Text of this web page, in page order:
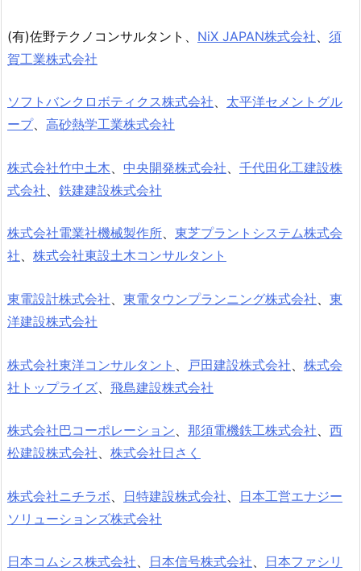
(有)佐野テクノコンサルタント、 NiX JAPAN株式会社
須
賀工業株式会社
ソフトバンクロボティクス株式会社、 太平洋セメントグル
ープ、 高砂熱学工業株式会社
株式会社竹中土木 中央開発株式会社
千代田化工建設株
式会社
鉄建建設株式会社
株式会社電業社機械製作所、 東芝プラントシステム株式会
社、 株式会社東設土木コンサルタント
東電設計株式会社、 東電タウンプランニング株式会社、 東
洋建設株式会社
株式会社東洋コンサルタント 戸田建設株式会社
株式会
社トップライズ
飛島建設株式会社
株式会社巴コーポレーション、 那須電機鉄工株式会社、 西
松建設株式会社、 株式会社日さく
株式会社ニチラボ 日特建設株式会社
日本工営エナジー
ソリューションズ株式会社
日本コムシス株式会社、 日本信号株式会社、 日本ファシリ